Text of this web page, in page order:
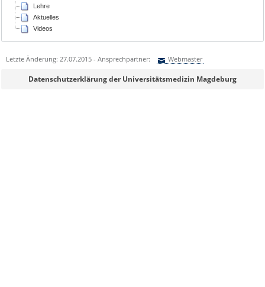
Lehre
Aktuelles
Videos
Letzte Änderung: 27.07.2015 - Ansprechpartner: Webmaster
Sie können eine Nachricht versenden an:Webmaster
Datenschutzerklärung der Universitätsmedizin Magdeburg